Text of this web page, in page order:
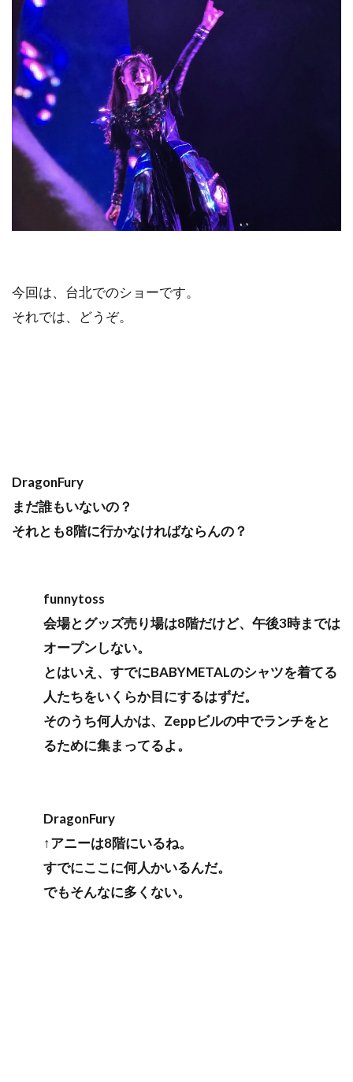
今回は、台北でのショーです。
それでは、どうぞ。
DragonFury
まだ誰もいないの？
それとも8階に行かなければならんの？
funnytoss
会場とグッズ売り場は8階だけど、午後3時までは
オープンしない。
とはいえ、すでにBABYMETALのシャツを着てる
人たちをいくらか目にするはずだ。
そのうち何人かは、Zeppビルの中でランチをと
るために集まってるよ。
DragonFury
↑アニーは8階にいるね。
すでにここに何人かいるんだ。
でもそんなに多くない。